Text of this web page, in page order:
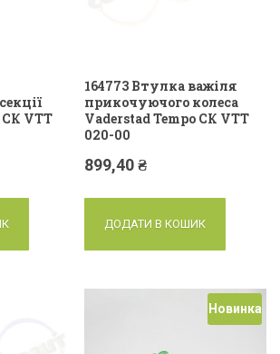
СК VTT
164773 Втулка важіля
прикочуючого колеса
Vaderstad Tempo СК VTT
020-00
899,40₴
ДОДАТИ В КОШИК
Новинка